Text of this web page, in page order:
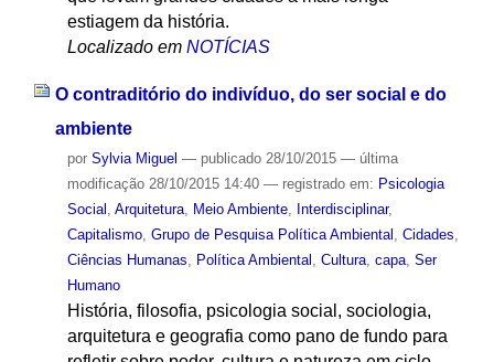
estiagem da história.
Localizado em NOTÍCIAS
O contraditório do indivíduo, do ser social e do
ambiente
por Sylvia Miguel — publicado28/10/2015 — última
modificação28/10/2015 14:40 — registrado em: Psicologia
Social Arquitetura, Meio Ambiente, Interdisciplinar,
Capitalismo, Grupo de Pesquisa Política Ambiental Cidades
Ciências Humanas
Política Ambiental Cultura, capa, Ser
Humano
História, filosofia, psicologia social, sociologia,
arquitetura e geografia como pano de fundo para